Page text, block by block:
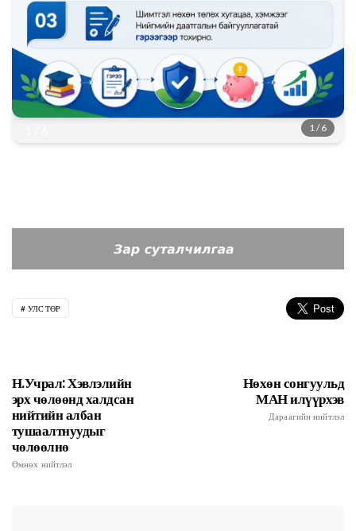
1 / 6
УЛС ТӨР
Н.Учрал: Хэвлэлийн
эрх чөлөөнд халдсан
нийтийн албан
тушаалтнуудыг
чөлөөлнө
Өмнөх нийтлэл
Нөхөн сонгуульд
МАН илүүрхэв
Дараагийн нийтлэл